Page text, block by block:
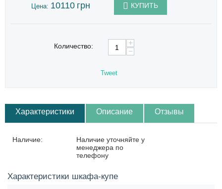
Цена: 10110 грн КУПИТЬ
Количество:
+
−
Tweet
Характеристики Описание Отзывы
Наличие:
Наличие уточняйте у
менеджера по
телефону
Характеристики шкафа-купе